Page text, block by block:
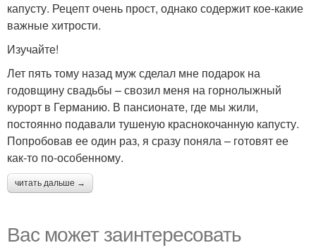
капусту. Рецепт очень прост, однако содержит кое-какие
важные хитрости.
Изучайте!
Лет пять тому назад муж сделал мне подарок на
годовщину свадьбы – свозил меня на горнолыжный
курорт в Германию. В пансионате, где мы жили,
постоянно подавали тушеную краснокочанную капусту.
Попробовав ее один раз, я сразу поняла – готовят ее
как-то по-особенному.
читать дальше →
Вас может заинтересовать